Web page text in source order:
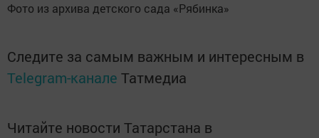
Фото из архива детского сада «Рябинка»
Следите за самым важным и интересным в
Telegram-канале Татмедиа
Читайте новости Татарстана в